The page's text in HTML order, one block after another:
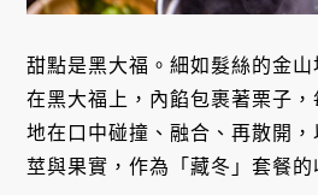
甜點是黑大福。細如髮絲的金
在黑大福上，內餡包裹著栗子
地在口中碰撞、融合、再散開
莖與果實，作為「藏冬」套餐的